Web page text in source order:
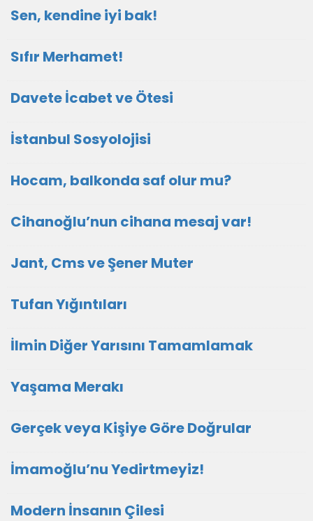
Sen, kendine iyi bak!
Sıfır Merhamet!
Davete İcabet ve Ötesi
İstanbul Sosyolojisi
Hocam, balkonda saf olur mu?
Cihanoğlu’nun cihana mesaj var!
Jant, Cms ve Şener Muter
Tufan Yığıntıları
İlmin Diğer Yarısını Tamamlamak
Yaşama Merakı
Gerçek veya Kişiye Göre Doğrular
İmamoğlu’nu Yedirtmeyiz!
Modern İnsanın Çilesi